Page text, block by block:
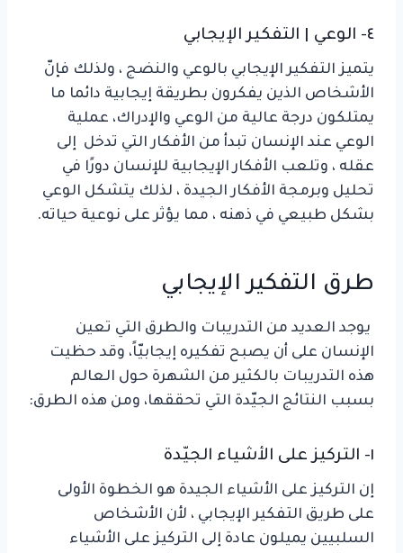
٤- الوعي | التفكير الإيجابي
يتميز التفكير الإيجابي بالوعي والنضج ، ولذلك فإنّ
الأشخاص الذين يفكرون بطريقة إيجابية دائما ما
يمتلكون درجة عالية من الوعي والإدراك، عملية
الوعي عند الإنسان تبدأ من الأفكار التي تدخل إلى
عقله ، وتلعب الأفكار الإيجابية للإنسان دورًا في
تحليل وبرمجة الأفكار الجيدة ، لذلك يتشكل الوعي
بشكل طبيعي في ذهنه ، مما يؤثر على نوعية حياته.
طرق التفكير الإيجابي
يوجد العديد من التدريبات والطرق التي تعين
الإنسان على أن يصبح تفكيره إيجابيّاً، وقد حظيت
هذه التدريبات بالكثير من الشهرة حول العالم
بسبب النتائج الجيّدة التي تحققها، ومن هذه الطرق:
١- التركيز على الأشياء الجيّدة
إن التركيز على الأشياء الجيدة هو الخطوة الأولى
على طريق التفكير الإيجابي ، لأن الأشخاص
السلبيين يميلون عادة إلى التركيز على الأشياء